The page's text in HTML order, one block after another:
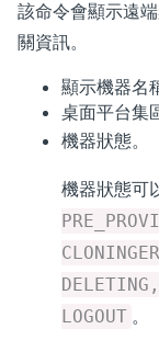
該命令會顯示遠
關資訊。
顯示機器名
桌面平台集
機器狀態。
機器狀態可
LOGOUT 。